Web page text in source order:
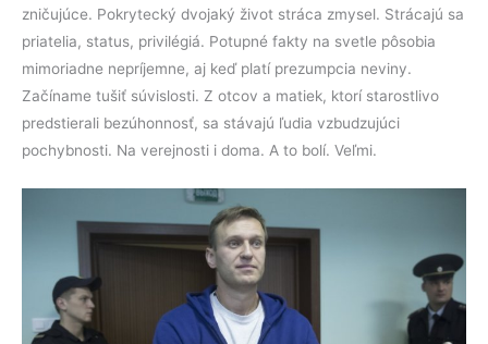
zničujúce. Pokrytecký dvojaký život stráca zmysel. Strácajú sa
priatelia, status, privilégiá. Potupné fakty na svetle pôsobia
mimoriadne nepríjemne, aj keď platí prezumpcia neviny.
Začíname tušiť súvislosti. Z otcov a matiek, ktorí starostlivo
predstierali bezúhonnosť, sa stávajú ľudia vzbudzujúci
pochybnosti. Na verejnosti i doma. A to bolí. Veľmi.